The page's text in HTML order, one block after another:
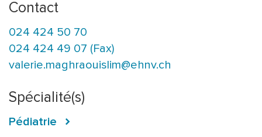
Contact
024 424 50 70
024 424 49 07 (Fax)
valerie.maghraouislim@ehnv.ch
Spécialité(s)
Pédiatrie